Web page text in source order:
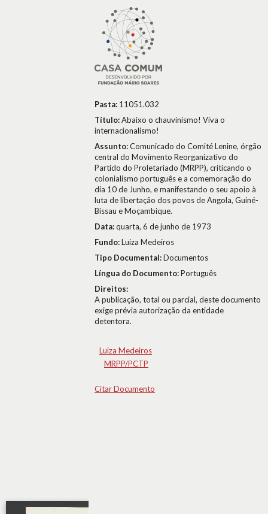
Pasta: 11051.032
Título:Abaixo o chauvinismo! Viva o
internacionalismo!
Assunto:Comunicado do Comité Lenine, órgão
central do Movimento Reorganizativo do
Partido do Proletariado (MRPP), criticando o
colonialismo português e a comemoração do
dia 10 de Junho, e manifestando o seu apoio à
luta de libertação dos povos de Angola, Guiné-
Bissau e Moçambique.
Data:quarta, 6 de junho de 1973
Fundo:Luiza Medeiros
Tipo Documental:Documentos
Língua do Documento:Português
Direitos:
A publicação, total ou parcial, deste documento
exige prévia autorização da entidade
detentora.
Luiza Medeiros
MRPP/PCTP
Citar Documento